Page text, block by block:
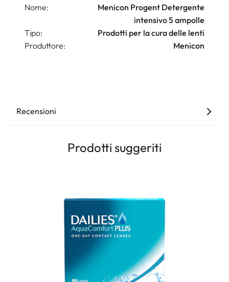
Nome:
Menicon Progent Detergente
intensivo 5 ampolle
Tipo:
Prodotti per la cura delle lenti
Produttore:
Menicon
Recensioni
Prodotti suggeriti